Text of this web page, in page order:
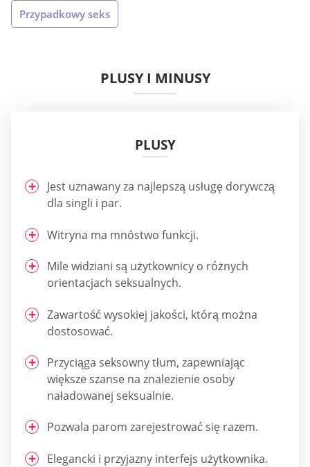
Przypadkowy seks
PLUSY I MINUSY
PLUSY
Jest uznawany za najlepszą usługę dorywczą
dla singli i par.
Witryna ma mnóstwo funkcji.
Mile widziani są użytkownicy o różnych
orientacjach seksualnych.
Zawartość wysokiej jakości, którą można
dostosować.
Przyciąga seksowny tłum, zapewniając
większe szanse na znalezienie osoby
naładowanej seksualnie.
Pozwala parom zarejestrować się razem.
Elegancki i przyjazny interfejs użytkownika.